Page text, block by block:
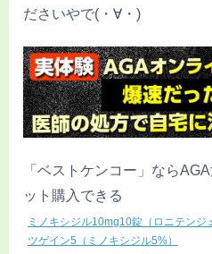
ださいやで(・∀・)
「ベストケンコー」なら
ット購入できる
ミノキシジル10mg10錠（ロニテンジ
ツゲイン5（ミノキシジル5%）